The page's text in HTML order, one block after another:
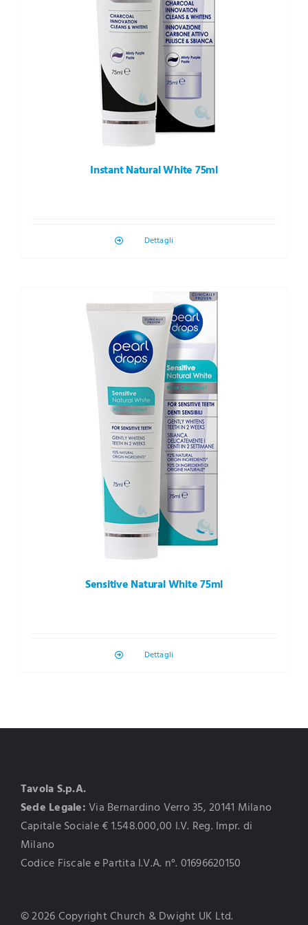
Instant Natural White 75ml
Dettagli
Sensitive Natural White 75ml
Dettagli
Tavola S.p.A.
Sede Legale:Via Bernardino Verro 35, 20141 Milano
Capitale Sociale € 1.548.000,00 I.V. Reg. Impr. di
Milano
Codice Fiscale e Partita I.V.A. n°. 01696620150
© 2026 Copyright Church & Dwight UK Ltd.